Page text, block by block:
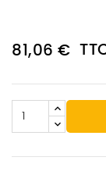
81,06 €